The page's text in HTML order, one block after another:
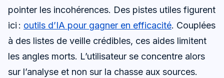
pointer les incohérences. Des pistes utiles figurent
ici : outils d’IA pour gagner en efficacité. Couplées
à des listes de veille crédibles, ces aides limitent
les angles morts. L’utilisateur se concentre alors
sur l’analyse et non sur la chasse aux sources.